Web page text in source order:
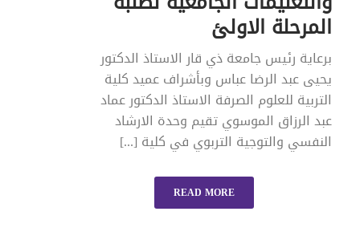
المرحلة الاولئ
برعاية رئيس جامعة ذي قار الاستاذ الدكتور
يحيى عبد الرضا عباس وبأشراف عميد كلية
التربية للعلوم الصرفة الاستاذ الدكتور عماد
عبد الرزاق الموسوي تقيم وحدة الارشاد
النفسي والتوجية التربوي في كلية [...]
READ MORE